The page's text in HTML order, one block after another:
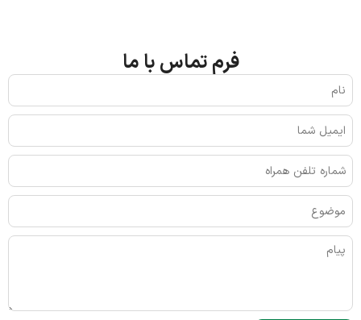
فرم تماس با ما